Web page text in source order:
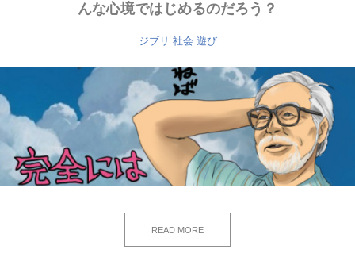
んな心境ではじめるのだろう？
ジブリ 社会 遊び
READ MORE